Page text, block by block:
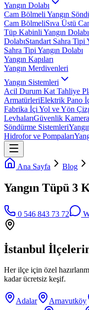
Yangın Dolabı
Cam Bölmeli Yangın
Cam BölmeliSıva Üstü
Tüp Kabinli Yangın Dolabı
DolabıStandart Sahra Tipi
Sahra Tipi Yangın Dolabı
Yangın Kapıları
Yangın Merdivenleri
Yangın Sistemleri
Acil Durum Kat Tahliye
ArmatürleriElektrik Pano
Fabrika İçi Yol ve Yön
LevhalarıGüvenlik
Söndürme Sistemleri
Hidrofor ve Pompaları
Ana Sayfa Blog
Yangın Tüpü 3
0 546 843 73 72
İstanbul
Her ilçe için özel
kadar ücretsiz keşif.
Adalar Arnavutköy